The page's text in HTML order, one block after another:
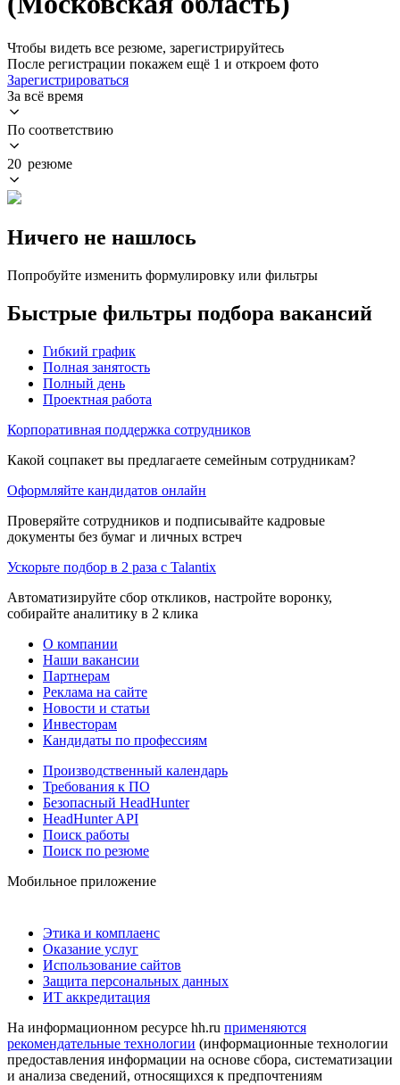
Чтобы видеть все резюме, зарегистрируйтесь
После регистрации покажем ещё 1 и откроем фото
Зарегистрироваться
За всё время
По соответствию
20 резюме
Ничего не нашлось
Попробуйте изменить формулировку или фильтры
Быстрые фильтры подбора вакансий
Гибкий график
Полная занятость
Полный день
Проектная работа
Корпоративная поддержка сотрудников
Какой соцпакет вы предлагаете семейным сотрудникам?
Оформляйте кандидатов онлайн
Проверяйте сотрудников и подписывайте кадровые
документы без бумаг и личных встреч
Ускорьте подбор в 2 раза с Talantix
Автоматизируйте сбор откликов, настройте воронку,
собирайте аналитику в 2 клика
О компании
Наши вакансии
Партнерам
Реклама на сайте
Новости и статьи
Инвесторам
Кандидаты по профессиям
Производственный календарь
Требования к ПО
Безопасный HeadHunter
HeadHunter API
Поиск работы
Поиск по резюме
Мобильное приложение
Этика и комплаенс
Оказание услуг
Использование сайтов
Защита персональных данных
ИТ аккредитация
На информационном ресурсе hh.ru применяются
рекомендательные технологии (информационные технологии
предоставления информации на основе сбора, систематизации
и анализа сведений, относящихся к предпочтениям